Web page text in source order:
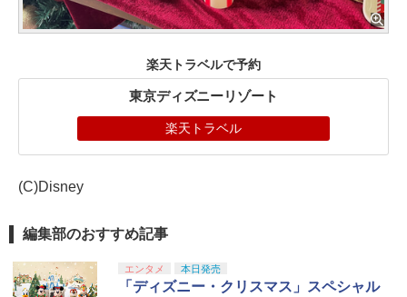
楽天トラベルで予約
東京ディズニーリゾート
楽天トラベル
(C)Disney
編集部のおすすめ記事
エンタメ 本日発売
「ディズニー・クリスマス」スペシャル